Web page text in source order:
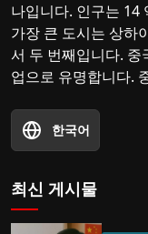
나입니다. 인구는 14
가장 큰 도시는 상하
서 두 번째입니다. 중
업으로 유명합니다.
한국어
최신 게시물